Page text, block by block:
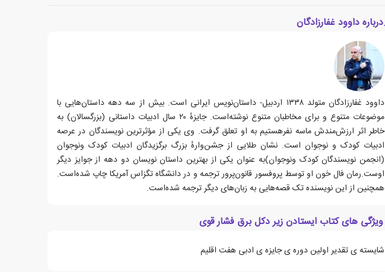
درباره داوود غفارزادگان
داوود غفارزادگان متولد ۱۳۳۸ اردبیل- داستان‌نویس ایرانی است. بیش از سه دهه داستان‌هایی با
موضوعات متنوع و برای مخاطبان متنوع نوشته‌است. جایزهٔ ۲۰ سال ادبیات داستانی (بزرگسالان) به
خاطر اثر ارزش‌مندش ماسه نفرهستیم به او تعلق گرفت. وی یکی از مؤثرترین نویسندگان در عرصه
ادبیات کودک و نوجوان است. نشان طلایی از جشن‌وارهٔ بزرگ برگزیدگان ادبیات کودک ونوجوان
(انجمن نویسندگان کودک ونوجوان)به عنوان یکی از بهترین داستان نویسان دو دهه از جوایز دیگر
اوست.رمان فال خون او توسط پروفسور قانون‌پرور ترجمه و در دانشگاه تگزاس آمریکا چاپ شده‌است.
همچنین از این نویسنده تک قصه‌هایی به زبان‌های دیگر ترجمه شده‌است.
ویژگی های کتاب ایستادن زیر دکل برق فشار قوی
شایسته ی تقدیر اولین دوره ی جایزه ی ادبی هفت اقلیم